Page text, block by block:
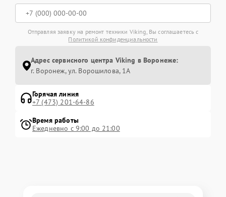
Отправляя заявку на ремонт техники Viking, Вы соглашаетесь с
Политикой конфиденциальности
Адрес сервисного центра Viking в Воронеже:
г. Воронеж, ул. Ворошилова, 1А
Горячая линия
+7 (473) 201-64-86
Время работы
Ежедневно с 9:00 до 21:00